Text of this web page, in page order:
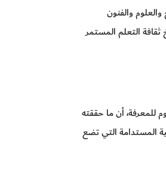
والفنون
ثقافة التعلم المستمر
أن ما حققته
المستدامة التي تضع